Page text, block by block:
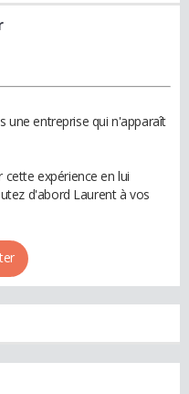
une entreprise qui n'apparaît
expérience en lui
d'abord Laurent à vos